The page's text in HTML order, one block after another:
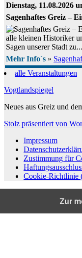
Dienstag, 11.08.2026
Sagenhaftes Greiz –
alle kleinen Historiker
Sagen unserer Stadt zu...
Mehr Info`s »
alle Veranstaltungen
Vogtlandspiegel
Neues aus Greiz und
Stolz präsentiert von
Impressum
Zustimmung für
Cookie-Richtlinie
Zur